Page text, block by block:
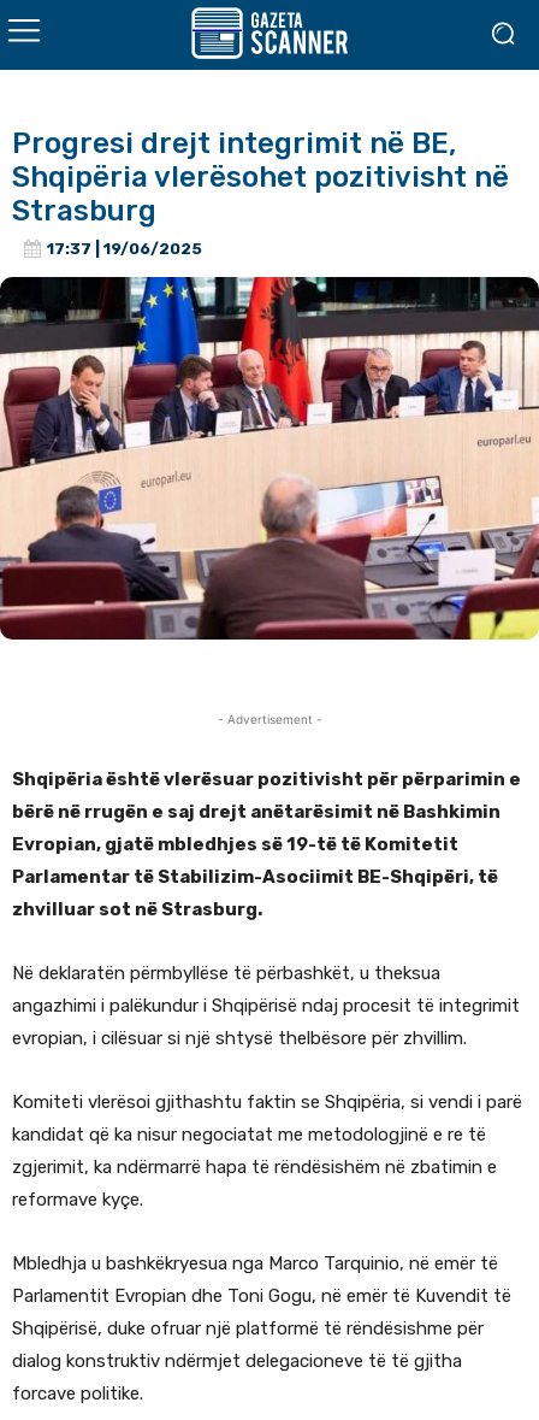
Progresi drejt integrimit në BE,
Shqipëria vlerësohet pozitivisht në
Strasburg
17:37 | 19/06/2025
- Advertisement -
Shqipëria është vlerësuar pozitivisht për përparimin e
bërë në rrugën e saj drejt anëtarësimit në Bashkimin
Evropian, gjatë mbledhjes së 19-të të Komitetit
Parlamentar të Stabilizim-Asociimit BE-Shqipëri, të
zhvilluar sot në Strasburg.
Në deklaratën përmbyllëse të përbashkët, u theksua
angazhimi i palëkundur i Shqipërisë ndaj procesit të integrimit
evropian, i cilësuar si një shtysë thelbësore për zhvillim.
Komiteti vlerësoi gjithashtu faktin se Shqipëria, si vendi i parë
kandidat që ka nisur negociatat me metodologjinë e re të
zgjerimit, ka ndërmarrë hapa të rëndësishëm në zbatimin e
reformave kyçe.
Mbledhja u bashkëkryesua nga Marco Tarquinio, në emër të
Parlamentit Evropian dhe Toni Gogu, në emër të Kuvendit të
Shqipërisë, duke ofruar një platformë të rëndësishme për
dialog konstruktiv ndërmjet delegacioneve të të gjitha
forcave politike.